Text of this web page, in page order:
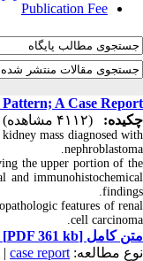
Publication Fee
A Case Report
چکیده:
(۴۱۱۲ مشاهده)
mass diagnosed with
nephroblastoma.
the upper portion of the
and immunohistochemical
findings.
features of renal
cell carcinoma.
متن کامل [PDF 361 kb]
نوع مطالعه: case report